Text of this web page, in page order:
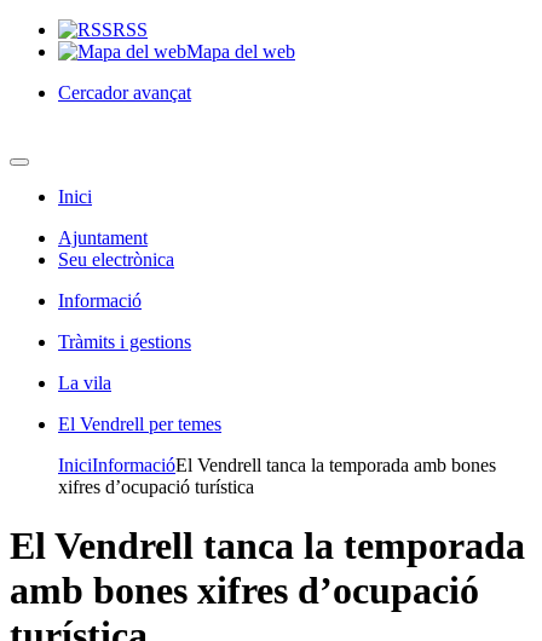
RSS
Mapa del web
Cercador avançat
Inici
Ajuntament
Seu electrònica
Informació
Tràmits i gestions
La vila
El Vendrell per temes
IniciInformacióEl Vendrell tanca la temporada amb bones
xifres d’ocupació turística
El Vendrell tanca la temporada
amb bones xifres d’ocupació